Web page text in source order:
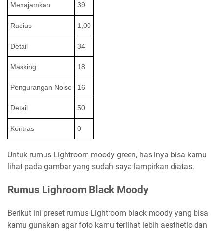
Menajamkan 39
Radius 1,00
Detail 34
Masking 18
Pengurangan Noise 16
Detail 50
Kontras 0
Untuk rumus Lightroom moody green, hasilnya bisa kamu
lihat pada gambar yang sudah saya lampirkan diatas.
Rumus Lighroom Black Moody
Berikut ini preset rumus Lightroom black moody yang bisa
kamu gunakan agar foto kamu terlihat lebih aesthetic dan